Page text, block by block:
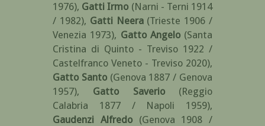
1976), Gatti Irmo (Narni - Terni 1914
/ 1982), Gatti Neera (Trieste 1906 /
Venezia 1973), Gatto Angelo (Santa
Cristina di Quinto - Treviso 1922 /
Castelfranco Veneto - Treviso 2020),
Gatto Santo (Genova 1887 / Genova
1957), Gatto Saverio
(Reggio
Calabria 1877 / Napoli 1959),
Gaudenzi Alfredo (Genova 1908 /